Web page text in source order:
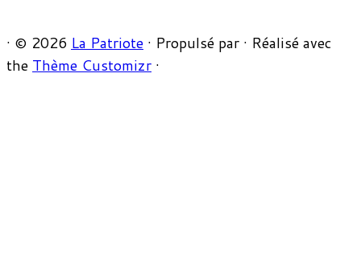
· © 2026 La Patriote · Propulsé par · Réalisé avec
the Thème Customizr ·